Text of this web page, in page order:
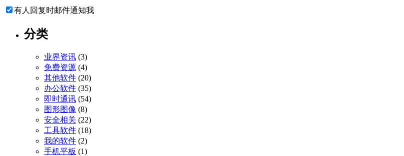
有人回复时邮件通知我
分类
业界资讯 (3)
免费资源 (4)
其他软件 (20)
办公软件 (35)
即时通讯 (54)
图形图像 (8)
安全相关 (22)
工具软件 (18)
我的软件 (2)
手机平板 (1)